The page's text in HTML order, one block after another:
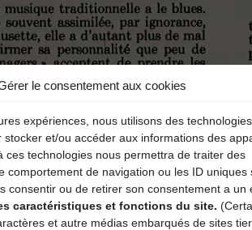
le consentement aux cookies
expériences, nous utilisons des
et/ou accéder aux informations des
ces technologies nous permettra de traiter des
comportement de navigation ou les ID uniques
consentir ou de retirer son consentement a un
caractéristiques et fonctions du site.
et autre médias embarqués de sites